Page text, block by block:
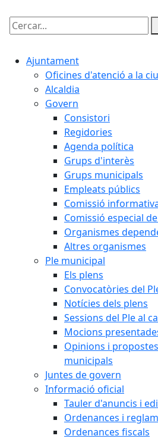
Cercar:
Ajuntament
Oficines d'atenció a la
Alcaldia
Govern
Consistori
Regidories
Agenda política
Grups d'interès
Grups municipals
Empleats públics
Comissió
Comissió especial
Organismes
Altres organismes
Ple municipal
Els plens
Convocatòries del
Notícies dels plens
Sessions del Ple al
Mocions
Opinions i
municipals
Juntes de govern
Informació oficial
Tauler d'anuncis i
Ordenances i
Ordenances fiscals